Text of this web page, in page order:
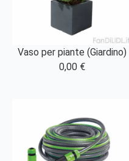
Vaso per piante (Giardino)
0,00 €